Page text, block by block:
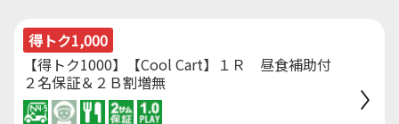
得トク1,000
【得トク1000】【Cool Cart】１Ｒ 昼食補助付
２名保証＆２Ｂ割増無